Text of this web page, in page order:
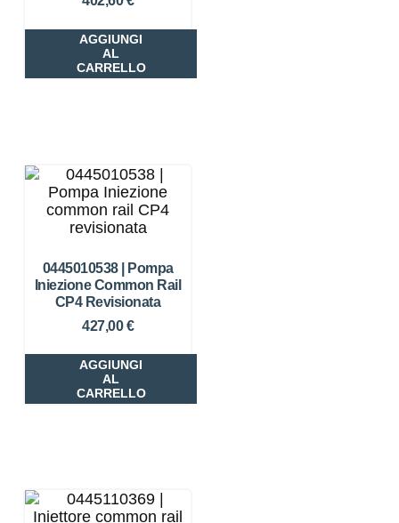
AGGIUNGI
AL
CARRELLO
0445010538 | Pompa
Iniezione Common Rail
CP4 Revisionata
427,00€
AGGIUNGI
AL
CARRELLO